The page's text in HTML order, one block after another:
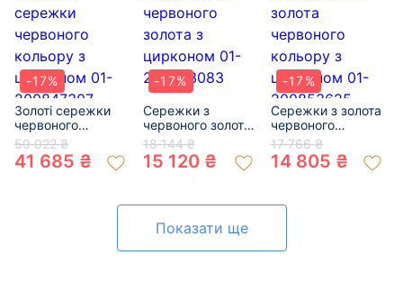
-17%
Золоті сережки
червоного
кольору з
цирконом 01-
200847307
50 022 ₴
41 685 ₴
-17%
Сережки з
червоного золота
з цирконом 01-
200453083
18 144 ₴
15 120 ₴
-17%
Сережки з золота
червоного
кольору з
цирконом 01-
200853625
17 766 ₴
14 805 ₴
Показати ще